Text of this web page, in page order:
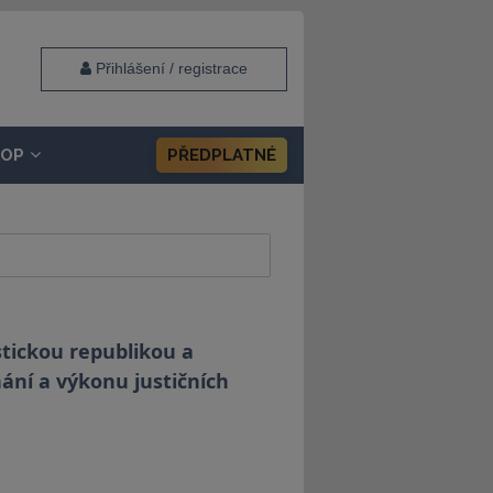
Přihlášení / registrace
PŘEDPLATNÉ
republikou a
a výkonu justičních